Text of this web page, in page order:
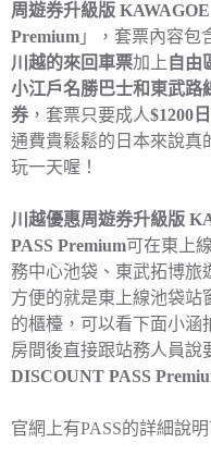
周遊券升級版
Premium 」，套票內容包
川越的來回車票加上 自由
小江戶名勝巴士和東武路
券，套票只要成人$1200
通費貴鬆鬆的日本來說真
玩一天喔！
川越優惠周遊券升級版
PASS Premium可在東上
務中心池袋、東武拓博旅
方便的就是東上線池袋站
的櫃檯，可以看下面小涵
房間後直接跟站務人員說
DISCOUNT PASS
官網上有PASS的詳細說